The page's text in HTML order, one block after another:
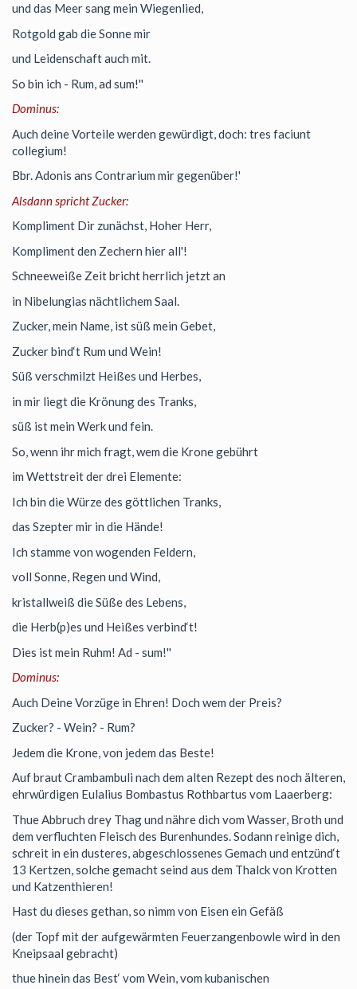
und das Meer sang mein Wiegenlied,
Rotgold gab die Sonne mir
und Leidenschaft auch mit.
So bin ich - Rum, ad sum!''
Dominus:
Auch deine Vorteile werden gewürdigt, doch: tres faciunt
collegium!
Bbr. Adonis ans Contrarium mir gegenüber!'
Alsdann spricht Zucker:
Kompliment Dir zunächst, Hoher Herr,
Kompliment den Zechern hier all'!
Schneeweiße Zeit bricht herrlich jetzt an
in Nibelungias nächtlichem Saal.
Zucker, mein Name, ist süß mein Gebet,
Zucker bind‘t Rum und Wein!
Süß verschmilzt Heißes und Herbes,
in mir liegt die Krönung des Tranks,
süß ist mein Werk und fein.
So, wenn ihr mich fragt, wem die Krone gebührt
im Wettstreit der drei Elemente:
Ich bin die Würze des göttlichen Tranks,
das Szepter mir in die Hände!
Ich stamme von wogenden Feldern,
voll Sonne, Regen und Wind,
kristallweiß die Süße des Lebens,
die Herb(p)es und Heißes verbind‘t!
Dies ist mein Ruhm! Ad - sum!''
Dominus:
Auch Deine Vorzüge in Ehren! Doch wem der Preis?
Zucker? - Wein? - Rum?
Jedem die Krone, von jedem das Beste!
Auf braut Crambambuli nach dem alten Rezept des noch älteren,
ehrwürdigen Eulalius Bombastus Rothbartus vom Laaerberg:
Thue Abbruch drey Thag und nähre dich vom Wasser, Broth und
dem verfluchten Fleisch des Burenhundes. Sodann reinige dich,
schreit in ein dusteres, abgeschlossenes Gemach und entzünd‘t
13 Kertzen, solche gemacht seind aus dem Thalck von Krotten
und Katzenthieren!
Hast du dieses gethan, so nimm von Eisen ein Gefäß
(der Topf mit der aufgewärmten Feuerzangenbowle wird in den
Kneipsaal gebracht)
thue hinein das Best‘ vom Wein, vom kubanischen